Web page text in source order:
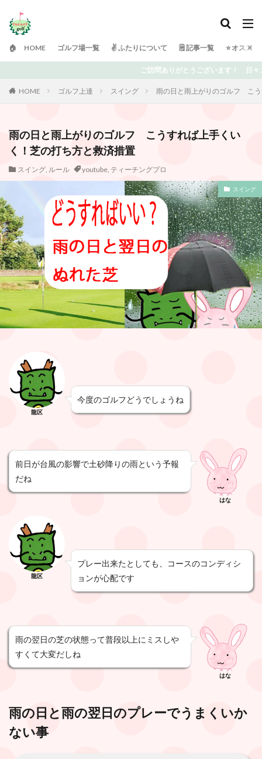
🏠 HOME ゴルフ場一覧 ✌️ ふたりについて 🗒 記事一覧 ⭐️ オスス
ご訪問ありがとうございます！ 日々ゴルフで頭がいっぱいの「ふたりゴル
HOME ゴルフ上達 スイング 雨の日と雨上がりのゴルフ こ
雨の日と雨上がりのゴルフ こうすれば上手くい
く！芝の打ち方と救済措置
スイング, ルール youtube, ティーチングプロ
スイング
龍区
今度のゴルフどうでしょうね
前日が台風の影響で土砂降りの雨という予報
だね
はな
龍区
プレー出来たとしても、コースのコンディシ
ョンが心配です
雨の翌日の芝の状態って普段以上にミスしや
すくて大変だしね
はな
雨の日と雨の翌日のプレーでうまくいか
ない事